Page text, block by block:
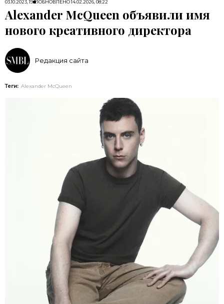
03.10.2023, 19:21ОБНОВЛЕНО14.02.2026, 08:22
Alexander McQueen объявили имя
нового креативного директора
Редакция сайта
Теги: Alexander McQueen